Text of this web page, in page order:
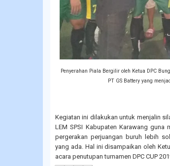
Penyerahan Piala Bergilir oleh Ketua DPC
PT GS Battery yang
Kegiatan ini dilakukan untuk menjalin
LEM SPSI Kabupaten Karawang
pergerakan perjuangan buruh lebih
yang ada. Hal ini disampaikan oleh
acara penutupan turnamen DPC CUP